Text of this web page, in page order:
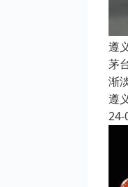
遵
茅
渐
遵
24-